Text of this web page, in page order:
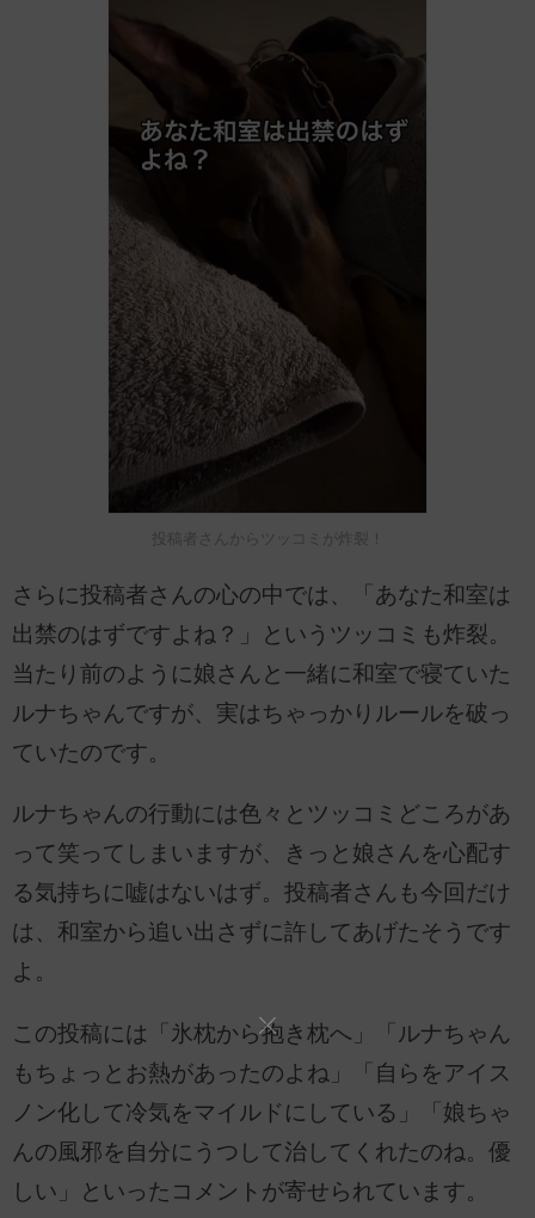
投稿者さんからツッコミが炸裂！
さらに投稿者さんの心の中では、「あなた和室は
出禁のはずですよね？」というツッコミも炸裂。
当たり前のように娘さんと一緒に和室で寝ていた
ルナちゃんですが、実はちゃっかりルールを破っ
ていたのです。
ルナちゃんの行動には色々とツッコミどころがあ
って笑ってしまいますが、きっと娘さんを心配す
る気持ちに嘘はないはず。投稿者さんも今回だけ
は、和室から追い出さずに許してあげたそうです
よ。
この投稿には「氷枕から抱き枕へ」「ルナちゃん
もちょっとお熱があったのよね」「自らをアイス
ノン化して冷気をマイルドにしている」「娘ちゃ
んの風邪を自分にうつして治してくれたのね。優
しい」といったコメントが寄せられています。